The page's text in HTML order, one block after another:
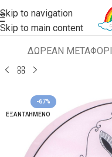
Skip to navigation
Skip to main content
ΔΩΡΕΑΝ
Αρχική σελίδα ΠΑΙΔΙΚΑ
-67%
ΕΞΑΝΤΛΗΜΈΝΟ